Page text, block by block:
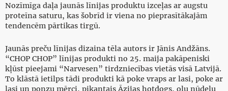
Nozīmīga daļa jaunās līnijas produktu izceļas ar augstu
proteīna saturu, kas šobrīd ir viena no pieprasītākajām
tendencēm pārtikas tirgū.
Jaunās preču līnijas dizaina tēla autors ir Jānis Andžāns.
“CHOP CHOP” līnijas produkti no 25. maija pakāpeniski
kļūst pieejami “Narvesen” tirdzniecības vietās visā Latvijā.
To klāstā ietilps tādi produkti kā poke vraps ar lasi, poke ar
lasi un ponzu mērci, pikantais Āzijas hotdogs, olu nūdeļu